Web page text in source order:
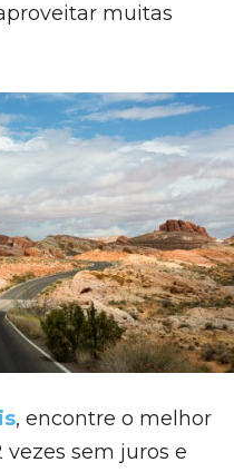
muitas
, encontre o melhor
vezes sem juros e